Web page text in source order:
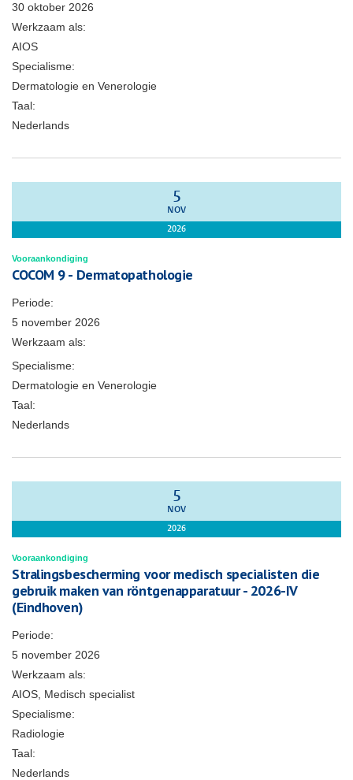
30 oktober 2026
Werkzaam als:
AIOS
Specialisme:
Dermatologie en Venerologie
Taal:
Nederlands
5
NOV
2026
Vooraankondiging
COCOM 9 - Dermatopathologie
Periode:
5 november 2026
Werkzaam als:
Specialisme:
Dermatologie en Venerologie
Taal:
Nederlands
5
NOV
2026
Vooraankondiging
Stralingsbescherming voor medisch specialisten die
gebruik maken van röntgenapparatuur - 2026-IV
(Eindhoven)
Periode:
5 november 2026
Werkzaam als:
AIOS, Medisch specialist
Specialisme:
Radiologie
Taal:
Nederlands